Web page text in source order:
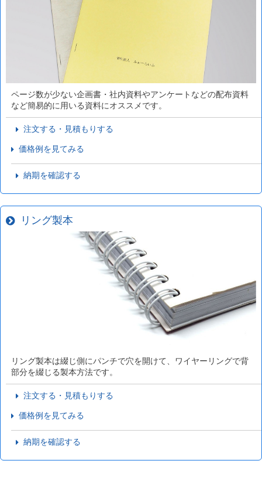
ページ数が少ない企画書・社内資料やアンケートなどの配布資料
など簡易的に用いる資料にオススメです。
注文する・見積もりする
価格例を見てみる
納期を確認する
リング製本
リング製本は綴じ側にパンチで穴を開けて、ワイヤーリングで背
部分を綴じる製本方法です。
注文する・見積もりする
価格例を見てみる
納期を確認する